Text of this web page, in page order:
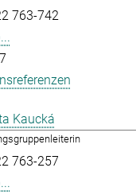
763-742
Kaucká
763-257